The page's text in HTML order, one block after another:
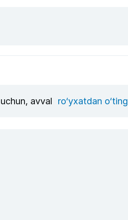
avval ro‘yxatdan o‘ting